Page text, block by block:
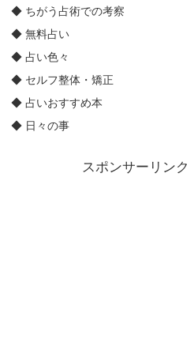
◆ ちがう占術での考察
◆ 無料占い
◆ 占い色々
◆ セルフ整体・矯正
◆ 占いおすすめ本
◆ 日々の事
スポンサーリンク